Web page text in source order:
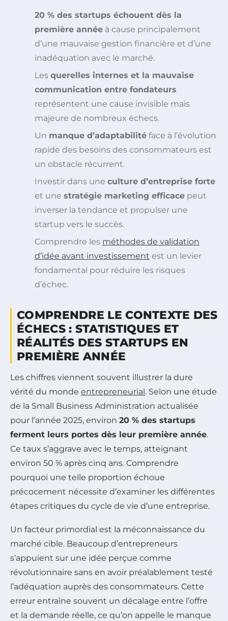
20 % des startups échouent dès la
première année à cause principalement
d’une mauvaise gestion financière et d’une
inadéquation avec le marché.
Les querelles internes et la mauvaise
communication entre fondateurs
représentent une cause invisible mais
majeure de nombreux échecs.
Un manque d’adaptabilité face à l’évolution
rapide des besoins des consommateurs est
un obstacle récurrent.
Investir dans une culture d’entreprise forte
et une stratégie marketing efficace peut
inverser la tendance et propulser une
startup vers le succès.
Comprendre les méthodes de validation
d’idée avant investissement est un levier
fondamental pour réduire les risques
d’échec.
COMPRENDRE LE CONTEXTE DES
ÉCHECS : STATISTIQUES ET
RÉALITÉS DES STARTUPS EN
PREMIÈRE ANNÉE
Les chiffres viennent souvent illustrer la dure
vérité du monde entrepreneurial . Selon une étude
de la Small Business Administration actualisée
pour l’année 2025, environ 20 % des startups
ferment leurs portes dès leur première année.
Ce taux s’aggrave avec le temps, atteignant
environ 50 % après cinq ans. Comprendre
pourquoi une telle proportion échoue
précocement nécessite d’examiner les différentes
étapes critiques du cycle de vie d’une entreprise.
Un facteur primordial est la méconnaissance du
marché cible. Beaucoup d’entrepreneurs
s’appuient sur une idée perçue comme
révolutionnaire sans en avoir préalablement testé
l’adéquation auprès des consommateurs. Cette
erreur entraîne souvent un décalage entre l’offre
et la demande réelle, ce qu’on appelle le manque